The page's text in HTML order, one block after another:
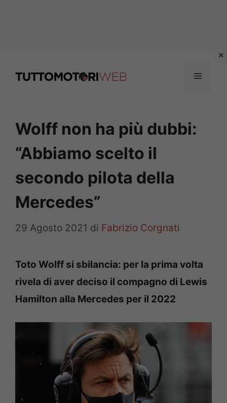
Menu
Wolff non ha più dubbi:
“Abbiamo scelto il
secondo pilota della
Mercedes”
29 Agosto 2021 di Fabrizio Corgnati
Toto Wolff si sbilancia: per la prima volta
rivela di aver deciso il compagno di Lewis
Hamilton alla Mercedes per il 2022